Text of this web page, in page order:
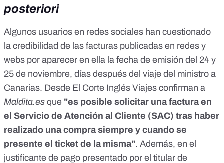
posteriori
Algunos usuarios en redes sociales han cuestionado
la credibilidad de las facturas publicadas en redes y
webs por aparecer en ella la fecha de emisión del 24 y
25 de noviembre, días después del viaje del ministro a
Canarias. Desde El Corte Inglés Viajes confirman a
Maldita.es que "es posible solicitar una factura en
el Servicio de Atención al Cliente (SAC) tras haber
realizado una compra siempre y cuando se
presente el ticket de la misma". Además, en el
justificante de pago presentado por el titular de